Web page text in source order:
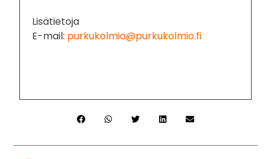
Lisätietoja
E-mail: purkukolmio@purkukolmio.fi